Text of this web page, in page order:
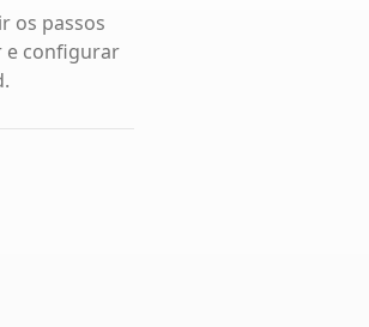
os passos
e configurar